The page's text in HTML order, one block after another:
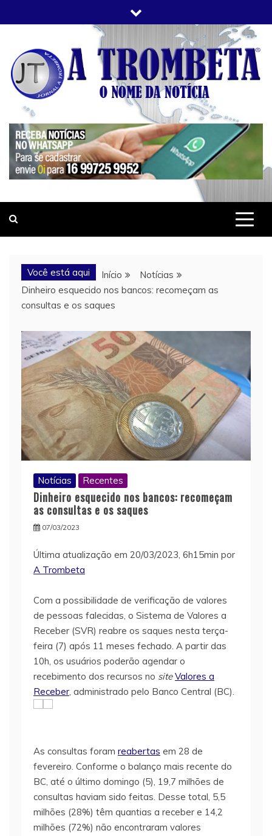
to
JORNAL A TROMBETA
O Nome da Notícia
Você está aqui Início
Notícias
Dinheiro esquecido nos bancos: recomeçam as
consultas e os saques
Notícias Recentes
Dinheiro esquecido nos bancos: recomeçam
as consultas e os saques
07/03/2023
Última atualização em 20/03/2023, 6h15min por
A Trombeta
Com a possibilidade de verificação de valores
de pessoas falecidas, o Sistema de Valores a
Receber (SVR) reabre os saques nesta terça-
feira (7) após 11 meses fechado. A partir das
10h, os usuários poderão agendar o
recebimento dos recursos no site Valores a
Receber, administrado pelo Banco Central (BC).
As consultas foram reabertas em 28 de
fevereiro. Conforme o balanço mais recente do
BC, até o último domingo (5), 19,7 milhões de
consultas haviam sido feitas. Desse total, 5,5
milhões (28%) têm quantias a receber e 14,2
milhões (72%) não encontraram valores